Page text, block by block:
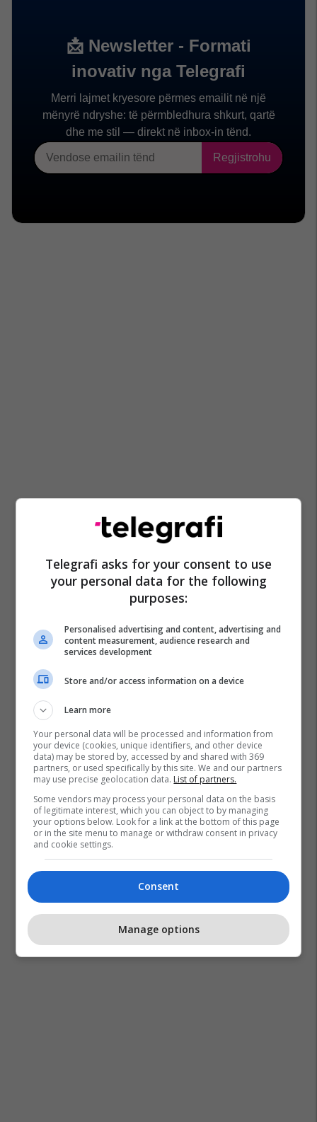
Telegrafi asks for your consent to use
your personal data for the following
purposes:
Personalised advertising and content, advertising and
content measurement, audience research and
services development
Store and/or access information on a device
Learn more
Your personal data will be processed and information from
your device (cookies, unique identifiers, and other device
data) may be stored by, accessed by and shared with 369
partners, or used specifically by this site. We and our partners
may use precise geolocation data. List of partners.
Some vendors may process your personal data on the basis
of legitimate interest, which you can object to by managing
your options below. Look for a link at the bottom of this page
or in the site menu to manage or withdraw consent in privacy
and cookie settings.
Consent
Manage options